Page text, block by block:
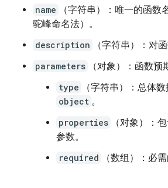
name
（字符串）：唯一的函数
驼峰命名法）。
description
（字符串）：对
parameters
（对象）：函数预
type
（字符串）：总体
object 。
properties
（对象）：
参数。
required
（数组）：必